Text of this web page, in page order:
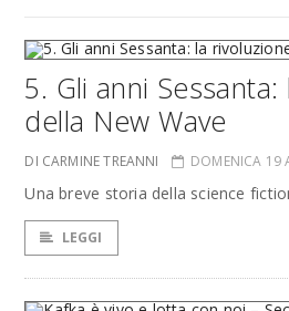
5. Gli anni
della New Wave
DI CARMINE TREANNI DOMENICA 19
Una breve storia della science
LEGGI